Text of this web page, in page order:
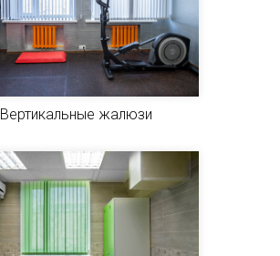
Вертикальные жалюзи